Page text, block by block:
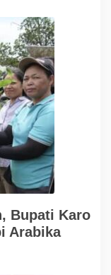
Bupati Karo
Arabika